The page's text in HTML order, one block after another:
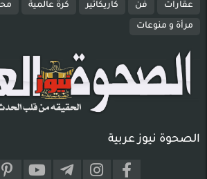
عقارات فن كاريكاتير كرة عالمية
مرأة و منوعات
الصحوة نيوز عربية